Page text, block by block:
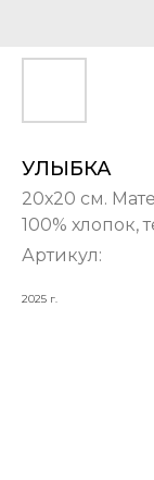
УЛЫБКА
20х20 см.
100% хлопок,
Артикул:
2025 г.